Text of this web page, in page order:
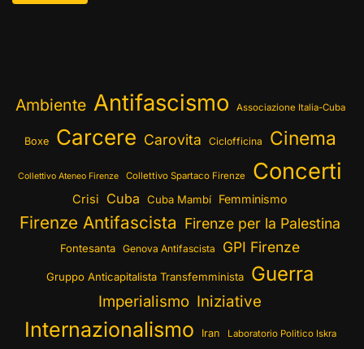
Ambiente Antifascismo Associazione Italia-Cuba
Boxe Carcere Carovita Ciclofficina Cinema
Collettivo Ateneo Firenze Collettivo Spartaco Firenze Concerti
Crisi Cuba Cuba Mambí Femminismo
Firenze Antifascista Firenze per la Palestina
Fontesanta Genova Antifascista GPI Firenze
Gruppo Anticapitalista Transfemminista Guerra
Imperialismo Iniziative
Internazionalismo Iran Laboratorio Politico Iskra